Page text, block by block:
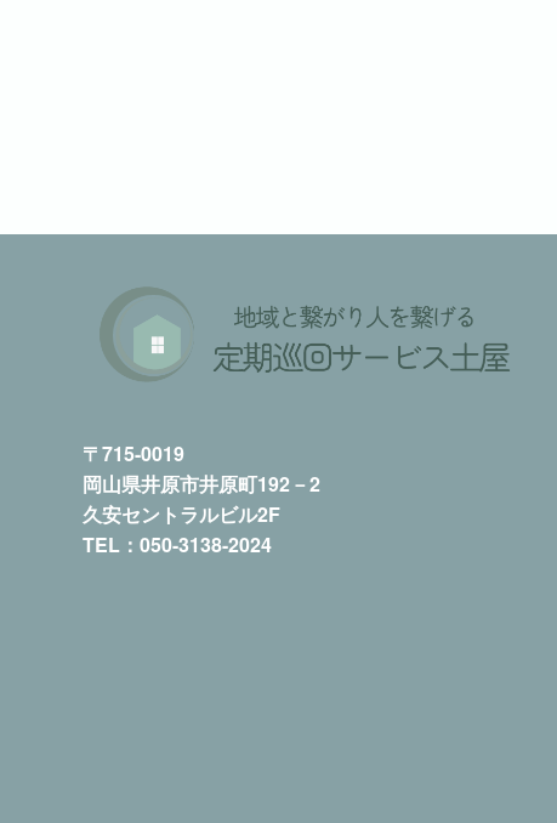
〒715-0019
岡山県井原市井原町192－2
久安セントラルビル2F
TEL：050-3138-2024